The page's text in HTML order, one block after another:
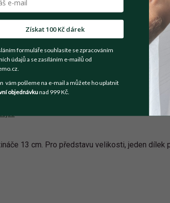
Sdílejte na:
Facebook
13 cm. Pro představu velikosti, jeden dílek
Získat 100 Kč dárek
formuláře souhlasíte se zpracováním
údajů a se zasíláním e-mailů od
vám pošleme na e-mail a můžete ho uplatnit
objednávkunad 999 Kč.